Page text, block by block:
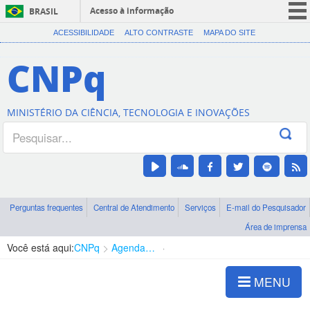
BRASIL
Acesso à informação
CORONAVÍRUS (COVID-19)
Canais
ACESSIBILIDADE ALTO CONTRASTE MAPA DO SITE
CNPq
MINISTÉRIO DA CIÊNCIA, TECNOLOGIA E INOVAÇÕES
Perguntas frequentes Central de Atendimento Serviços
E-mail do Pesquisador
Área de imprensa
Você está aqui:CNPq Agenda de autoridades
MENU